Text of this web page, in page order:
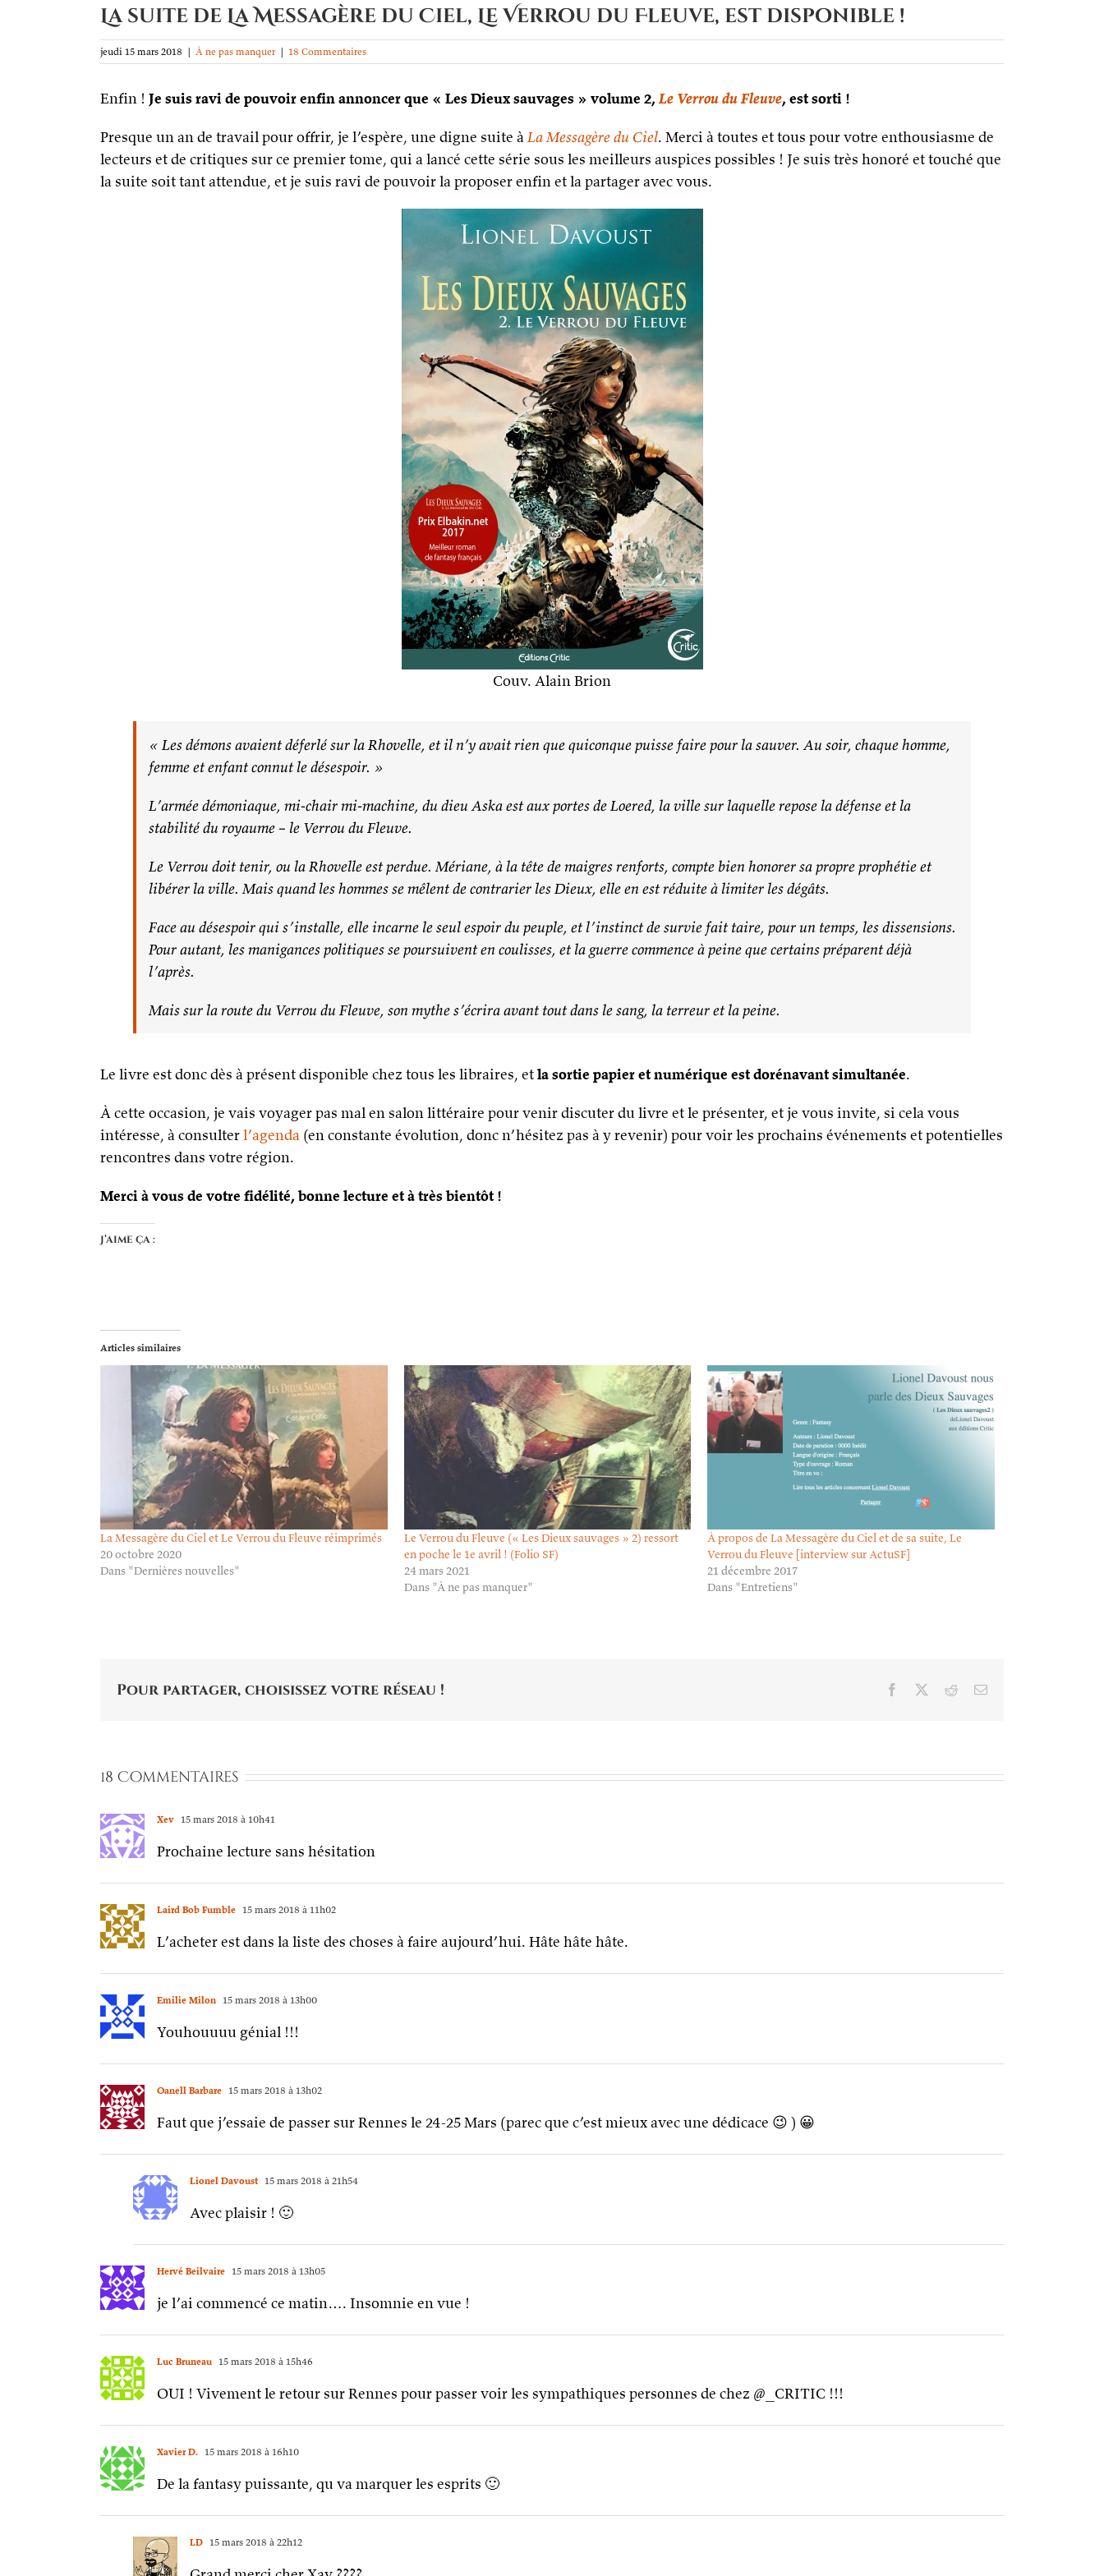
La suite de La Messagère du Ciel, Le Verrou du Fleuve, est disponible !
jeudi 15 mars 2018 | À ne pas manquer | 18 Commentaires
Enfin ! Je suis ravi de pouvoir enfin annoncer que « Les Dieux sauvages » volume 2,Le Verrou du Fleuve, est sorti !
Presque un an de travail pour offrir, je l’espère, une digne suite àLa Messagère du Ciel. Merci à toutes et tous pour votre enthousiasme de
lecteurs et de critiques sur ce premier tome, qui a lancé cette série sous les meilleurs auspices possibles ! Je suis très honoré et touché que
la suite soit tant attendue, et je suis ravi de pouvoir la proposer enfin et la partager avec vous.
Couv. Alain Brion
« Les démons avaient déferlé sur la Rhovelle, et il n’y avait rien que quiconque puisse faire pour la sauver. Au soir, chaque homme,
femme et enfant connut le désespoir. »
L’armée démoniaque, mi-chair mi-machine, du dieu Aska est aux portes de Loered, la ville sur laquelle repose la défense et la
stabilité du royaume – le Verrou du Fleuve.
Le Verrou doit tenir, ou la Rhovelle est perdue. Mériane, à la tête de maigres renforts, compte bien honorer sa propre prophétie et
libérer la ville. Mais quand les hommes se mêlent de contrarier les Dieux, elle en est réduite à limiter les dégâts.
Face au désespoir qui s’installe, elle incarne le seul espoir du peuple, et l’instinct de survie fait taire, pour un temps, les dissensions.
Pour autant, les manigances politiques se poursuivent en coulisses, et la guerre commence à peine que certains préparent déjà
l’après.
Mais sur la route du Verrou du Fleuve, son mythe s’écrira avant tout dans le sang, la terreur et la peine.
Le livre est donc dès à présent disponible chez tous les libraires, etla sortie papier et numérique est dorénavant simultanée.
À cette occasion, je vais voyager pas mal en salon littéraire pour venir discuter du livre et le présenter, et je vous invite, si cela vous
intéresse, à consulterl’agenda (en constante évolution, donc n’hésitez pas à y revenir) pour voir les prochains événements et potentielles
rencontres dans votre région.
Merci à vous de votre fidélité, bonne lecture et à très bientôt !
J’aime ça :
Articles similaires
La Messagère du Ciel et Le Verrou du Fleuve réimprimés
20 octobre 2020
Dans "Dernières nouvelles"
Le Verrou du Fleuve (« Les Dieux sauvages » 2) ressort
en poche le 1e avril ! (Folio SF)
24 mars 2021
Dans "À ne pas manquer"
À propos de La Messagère du Ciel et de sa suite, Le
Verrou du Fleuve [interview sur ActuSF]
21 décembre 2017
Dans "Entretiens"
Pour partager, choisissez votre réseau ! Facebook RedditEmail
18 Commentaires
Xev 15 mars 2018 à 10h41
Prochaine lecture sans hésitation
Laird Bob Fumble 15 mars 2018 à 11h02
L’acheter est dans la liste des choses à faire aujourd’hui. Hâte hâte hâte.
Emilie Milon 15 mars 2018 à 13h00
Youhouuuu génial !!!
Oanell Barbare 15 mars 2018 à 13h02
Faut que j’essaie de passer sur Rennes le 24-25 Mars (parec que c’est mieux avec une dédicace 😉 ) 😀
Lionel Davoust 15 mars 2018 à 21h54
Avec plaisir ! 🙂
Hervé Beilvaire 15 mars 2018 à 13h05
je l’ai commencé ce matin…. Insomnie en vue !
Luc Bruneau 15 mars 2018 à 15h46
OUI ! Vivement le retour sur Rennes pour passer voir les sympathiques personnes de chez @_CRITIC !!!
Xavier D. 15 mars 2018 à 16h10
De la fantasy puissante, qu va marquer les esprits 🙂
LD 15 mars 2018 à 22h12